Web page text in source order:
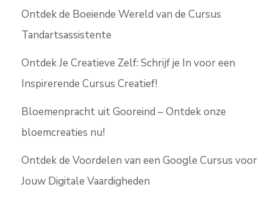
Ontdek de Boeiende Wereld van de Cursus
Tandartsassistente
Ontdek Je Creatieve Zelf: Schrijf je In voor een
Inspirerende Cursus Creatief!
Bloemenpracht uit Gooreind – Ontdek onze
bloemcreaties nu!
Ontdek de Voordelen van een Google Cursus voor
Jouw Digitale Vaardigheden